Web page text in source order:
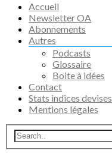
Accueil
Newsletter OA
Abonnements
Autres
Podcasts
Glossaire
Boite à idées
Contact
Stats indices devises
Mentions légales